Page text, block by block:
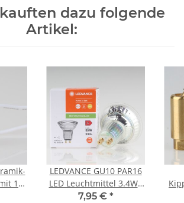
dazu folgende
Artikel:
15
LEDVANCE GU10 PAR16
LED Leuchtmittel 3.4W=
(35W) 3000K 230lm 36°
7,95 € *